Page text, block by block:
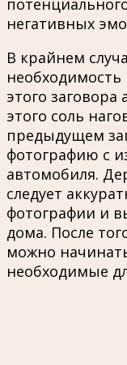
негативных
В крайнем
этого
этого соль
предыдущем
фотографию с
автомобиля.
следует
фотографии и
дома. После
можно
необходимые